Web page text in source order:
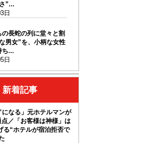
”...
日
長蛇の列に堂々と割
男女”を、小柄な女性
ち...
日
新着記事
になる」元ホテルマンが
／「お客様は神様」は
る“ホテルが宿泊拒否で